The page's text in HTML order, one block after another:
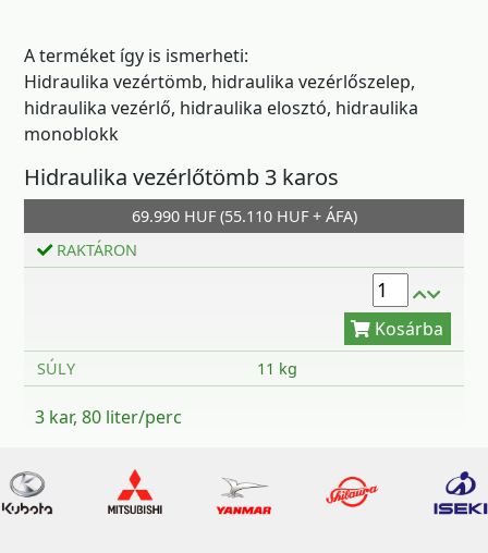
A terméket így is ismerheti:
Hidraulika vezértömb, hidraulika vezérlőszelep,
hidraulika vezérlő, hidraulika elosztó, hidraulika
monoblokk
Hidraulika vezérlőtömb 3 karos
69.990 HUF (55.110 HUF + ÁFA)
RAKTÁRON
Kosárba
SÚLY 11 kg
3 kar, 80 liter/perc